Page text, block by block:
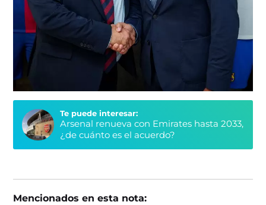
Te puede interesar:
Arsenal renueva con Emirates hasta 2033,
¿de cuánto es el acuerdo?
Mencionados en esta nota: